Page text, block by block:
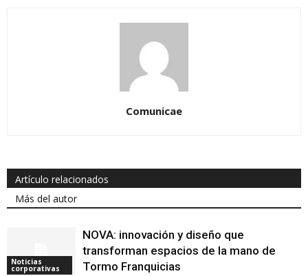
Comunicae
Artículo relacionados
Más del autor
Noticias
corporativas
NOVA: innovación y diseño que
transforman espacios de la mano de
Tormo Franquicias